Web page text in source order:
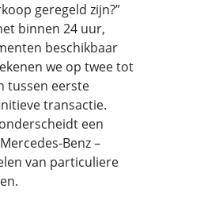
geregeld zijn?”
binnen 24 uur,
beschikbaar
we op twee tot
tussen eerste
transactie.
een
Benz –
van particuliere